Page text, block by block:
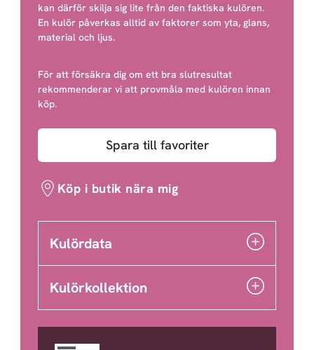
kan därför skilja sig lite från den faktiska kulören.
En kulör påverkas alltid av faktorer som yta, glans,
material och ljus.
För att försäkra dig om ett bra slutresultat
rekommenderar vi att provmåla med kulören innan
köp.
Spara till favoriter
Köp i butik nära mig
Kulördata
Kulörkollektion